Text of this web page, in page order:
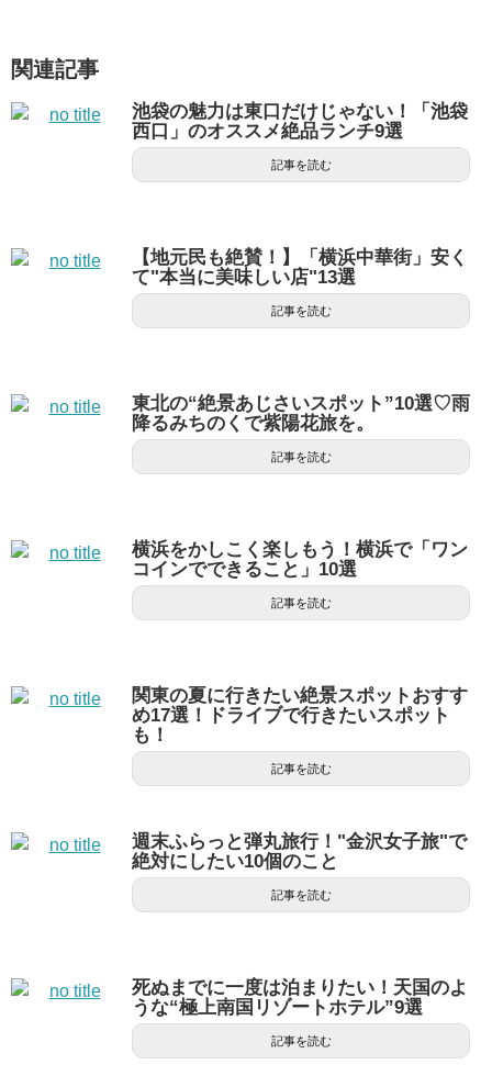
関連記事
池袋の魅力は東口だけじゃない！「池袋
西口」のオススメ絶品ランチ9選
記事を読む
【地元民も絶賛！】「横浜中華街」安く
て"本当に美味しい店"13選
記事を読む
東北の“絶景あじさいスポット”10選♡雨
降るみちのくで紫陽花旅を。
記事を読む
横浜をかしこく楽しもう！横浜で「ワン
コインでできること」10選
記事を読む
関東の夏に行きたい絶景スポットおすす
め17選！ドライブで行きたいスポット
も！
記事を読む
週末ふらっと弾丸旅行！"金沢女子旅"で
絶対にしたい10個のこと
記事を読む
死ぬまでに一度は泊まりたい！天国のよ
うな“極上南国リゾートホテル”9選
記事を読む